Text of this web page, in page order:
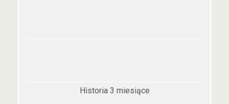
Historia 3 miesiące